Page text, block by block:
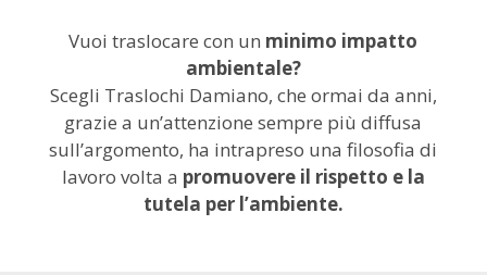
Vuoi traslocare con un minimo impatto
ambientale?
Scegli Traslochi Damiano, che ormai da anni,
grazie a un’attenzione sempre più diffusa
sull’argomento, ha intrapreso una filosofia di
lavoro volta a promuovere il rispetto e la
tutela per l’ambiente.